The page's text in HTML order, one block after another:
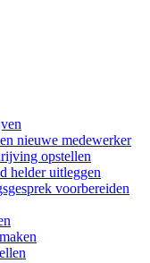
nieuwe medewerker
opstellen
helder uitleggen
voorbereiden